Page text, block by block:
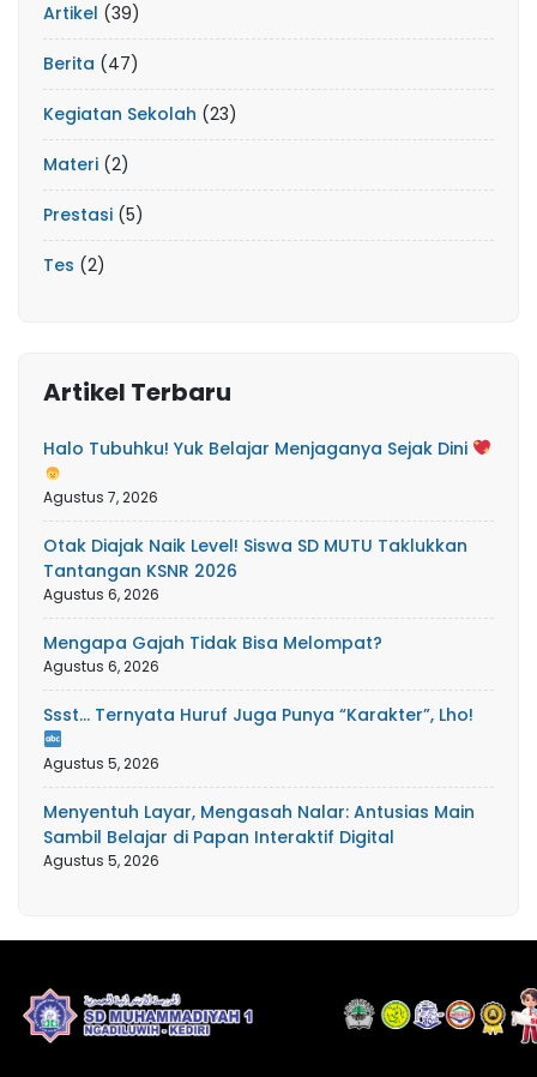
Artikel (39)
Berita (47)
Kegiatan Sekolah (23)
Materi (2)
Prestasi (5)
Tes (2)
Artikel Terbaru
Halo Tubuhku! Yuk Belajar Menjaganya Sejak Dini
Agustus 7, 2026
Otak Diajak Naik Level! Siswa SD MUTU Taklukkan
Tantangan KSNR 2026
Agustus 6, 2026
Mengapa Gajah Tidak Bisa Melompat?
Agustus 6, 2026
Ssst… Ternyata Huruf Juga Punya “Karakter”, Lho!
Agustus 5, 2026
Menyentuh Layar, Mengasah Nalar: Antusias Main
Sambil Belajar di Papan Interaktif Digital
Agustus 5, 2026